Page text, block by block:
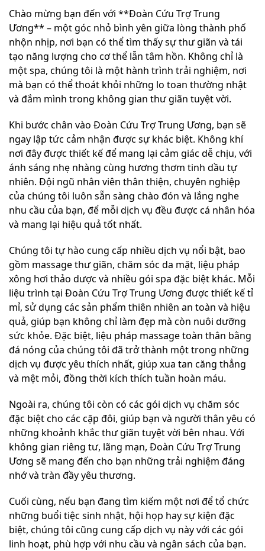
Chào mừng bạn đến với **Đoàn Cứu Trợ Trung
Ương** – một góc nhỏ bình yên giữa lòng thành phố
nhộn nhịp, nơi bạn có thể tìm thấy sự thư giãn và tái
tạo năng lượng cho cơ thể lẫn tâm hồn. Không chỉ là
một spa, chúng tôi là một hành trình trải nghiệm, nơi
mà bạn có thể thoát khỏi những lo toan thường nhật
và đắm mình trong không gian thư giãn tuyệt vời.
Khi bước chân vào Đoàn Cứu Trợ Trung Ương, bạn sẽ
ngay lập tức cảm nhận được sự khác biệt. Không khí
nơi đây được thiết kế để mang lại cảm giác dễ chịu, với
ánh sáng nhẹ nhàng cùng hương thơm tinh dầu tự
nhiên. Đội ngũ nhân viên thân thiện, chuyên nghiệp
của chúng tôi luôn sẵn sàng chào đón và lắng nghe
nhu cầu của bạn, để mỗi dịch vụ đều được cá nhân hóa
và mang lại hiệu quả tốt nhất.
Chúng tôi tự hào cung cấp nhiều dịch vụ nổi bật, bao
gồm massage thư giãn, chăm sóc da mặt, liệu pháp
xông hơi thảo dược và nhiều gói spa đặc biệt khác. Mỗi
liệu trình tại Đoàn Cứu Trợ Trung Ương được thiết kế tỉ
mỉ, sử dụng các sản phẩm thiên nhiên an toàn và hiệu
quả, giúp bạn không chỉ làm đẹp mà còn nuôi dưỡng
sức khỏe. Đặc biệt, liệu pháp massage toàn thân bằng
đá nóng của chúng tôi đã trở thành một trong những
dịch vụ được yêu thích nhất, giúp xua tan căng thẳng
và mệt mỏi, đồng thời kích thích tuần hoàn máu.
Ngoài ra, chúng tôi còn có các gói dịch vụ chăm sóc
đặc biệt cho các cặp đôi, giúp bạn và người thân yêu có
những khoảnh khắc thư giãn tuyệt vời bên nhau. Với
không gian riêng tư, lãng mạn, Đoàn Cứu Trợ Trung
Ương sẽ mang đến cho bạn những trải nghiệm đáng
nhớ và tràn đầy yêu thương.
Cuối cùng, nếu bạn đang tìm kiếm một nơi để tổ chức
những buổi tiệc sinh nhật, hội họp hay sự kiện đặc
biệt, chúng tôi cũng cung cấp dịch vụ này với các gói
linh hoạt, phù hợp với nhu cầu và ngân sách của bạn.